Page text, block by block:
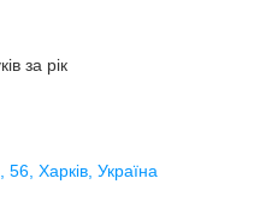
за рік
Харків, Україна